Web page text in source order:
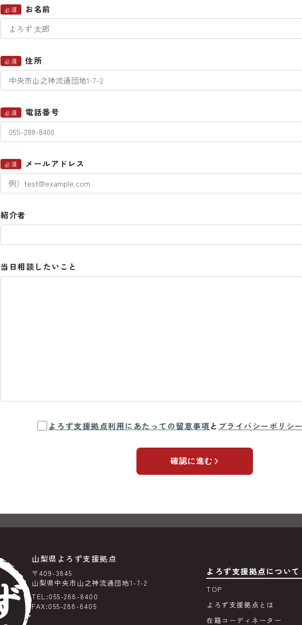
必須 お名前
必須 住所
必須 電話番号
必須 メールアドレス
紹介者
当日相談したいこと
よろず支援拠点利用にあたっての留意事項と プライバシーポリシー
確認に進む
山梨県よろず支援拠点
〒409-3845
山梨県中央市山之神流通団地1-7-2
TEL:055-288-8400
FAX:055-288-8405
よろず支援拠点について
TOP
よろず支援拠点とは
在籍コーディネーター